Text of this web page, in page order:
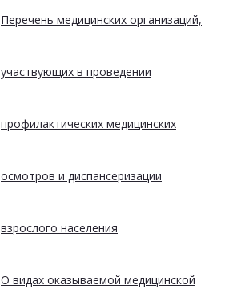
Перечень медицинских организаций,
участвующих в проведении
профилактических медицинских
осмотров и диспансеризации
взрослого населения
О видах оказываемой медицинской